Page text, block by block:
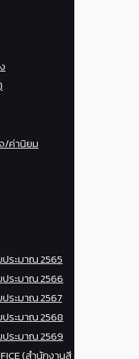
/ค่านิยม
ระมาณ 2565
ระมาณ 2566
ระมาณ 2567
ระมาณ 2568
ระมาณ 2569
(สำนักงานสี